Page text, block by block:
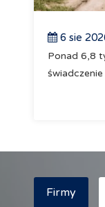
6 sie
Ponad 6,8
Firmy